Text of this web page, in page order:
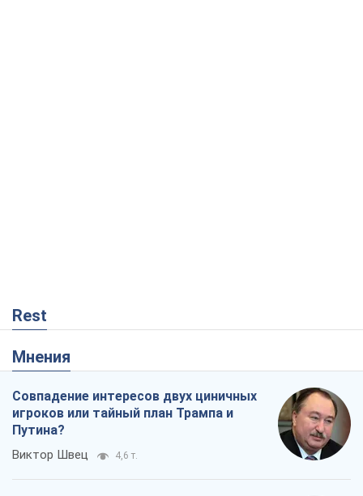
Rest
Мнения
Совпадение интересов двух циничных
игроков или тайный план Трампа и
Путина?
Виктор Швец 4,6 т.